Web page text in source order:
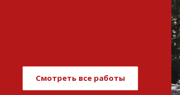
Смотреть все работы